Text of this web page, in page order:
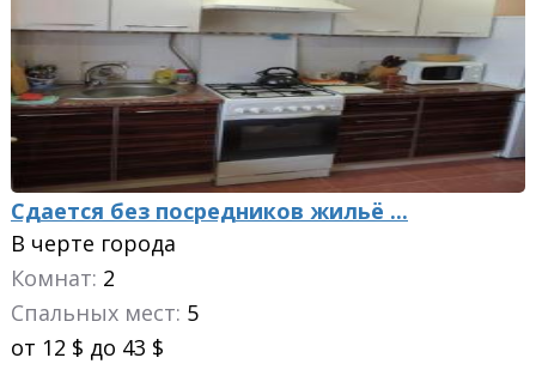
Сдается без посредников жильё ...
В черте города
Комнат: 2
Спальных мест: 5
от 12 $ до 43 $